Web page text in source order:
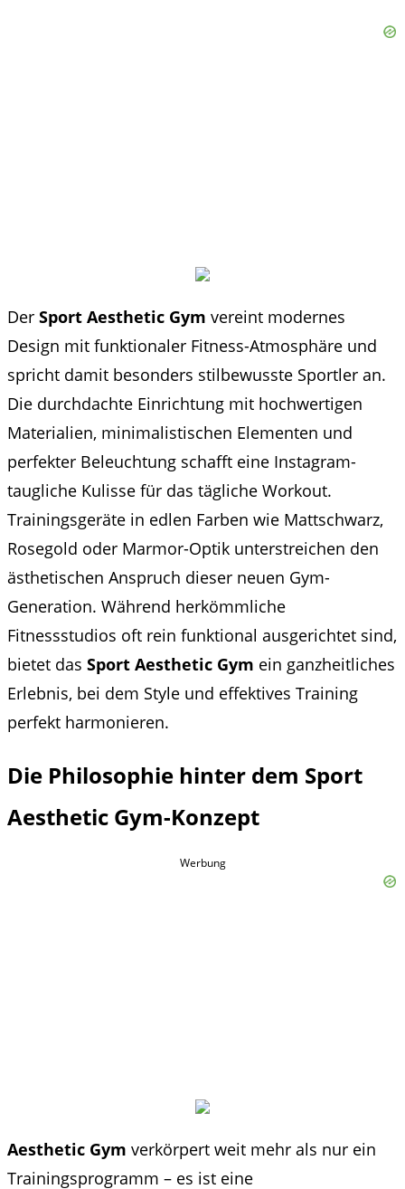
Der Sport Aesthetic Gym vereint modernes
Design mit funktionaler Fitness-Atmosphäre und
spricht damit besonders stilbewusste Sportler an.
Die durchdachte Einrichtung mit hochwertigen
Materialien, minimalistischen Elementen und
perfekter Beleuchtung schafft eine Instagram-
taugliche Kulisse für das tägliche Workout.
Trainingsgeräte in edlen Farben wie Mattschwarz,
Rosegold oder Marmor-Optik unterstreichen den
ästhetischen Anspruch dieser neuen Gym-
Generation. Während herkömmliche
Fitnessstudios oft rein funktional ausgerichtet sind,
bietet das Sport Aesthetic Gym ein ganzheitliches
Erlebnis, bei dem Style und effektives Training
perfekt harmonieren.
Die Philosophie hinter dem Sport
Aesthetic Gym-Konzept
Werbung
Aesthetic Gym verkörpert weit mehr als nur ein
Trainingsprogramm – es ist eine